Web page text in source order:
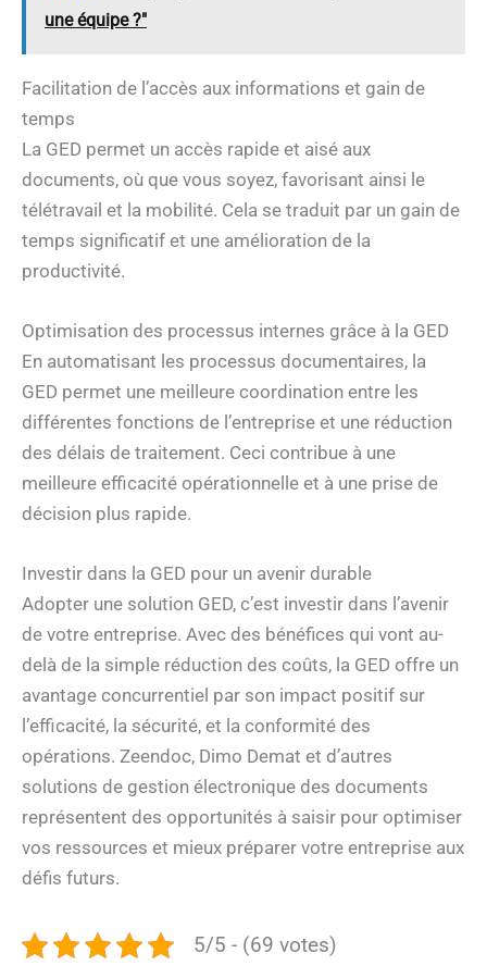
une équipe ?"
Facilitation de l’accès aux informations et gain de
temps
La GED permet un accès rapide et aisé aux
documents, où que vous soyez, favorisant ainsi le
télétravail et la mobilité. Cela se traduit par un gain de
temps significatif et une amélioration de la
productivité.
Optimisation des processus internes grâce à la GED
En automatisant les processus documentaires, la
GED permet une meilleure coordination entre les
différentes fonctions de l’entreprise et une réduction
des délais de traitement. Ceci contribue à une
meilleure efficacité opérationnelle et à une prise de
décision plus rapide.
Investir dans la GED pour un avenir durable
Adopter une solution GED, c’est investir dans l’avenir
de votre entreprise. Avec des bénéfices qui vont au-
delà de la simple réduction des coûts, la GED offre un
avantage concurrentiel par son impact positif sur
l’efficacité, la sécurité, et la conformité des
opérations. Zeendoc, Dimo Demat et d’autres
solutions de gestion électronique des documents
représentent des opportunités à saisir pour optimiser
vos ressources et mieux préparer votre entreprise aux
défis futurs.
5/5 - (69 votes)